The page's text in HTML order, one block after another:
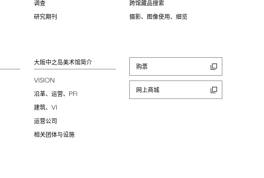
调查
研究期刊
跨馆藏品搜索
摄影、图像使用、细览
大阪中之岛美术馆简介
VISION
沿革、运营、 PFI
建筑、 VI
运营公司
相关团体与设施
购票
网上商城